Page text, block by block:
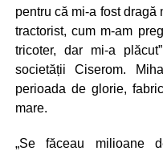
pentru că mi-a fost dragă
tractorist, cum m-am
tricoter, dar mi-a
societății Ciserom.
perioada de glorie,
mare.
„Se făceau milioane